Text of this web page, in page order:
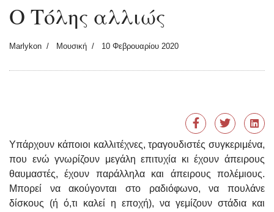
Ο Τόλης αλλιώς
Marlykon Μουσική 10 Φεβρουαρίου 2020
Υπάρχουν κάποιοι καλλιτέχνες, τραγουδιστές συγκεριμένα,
που ενώ γνωρίζουν μεγάλη επιτυχία κι έχουν άπειρους
θαυμαστές, έχουν παράλληλα και άπειρους πολέμιους.
Μπορεί να ακούγονται στο ραδιόφωνο, να πουλάνε
δίσκους (ή ό,τι καλεί η εποχή), να γεμίζουν στάδια και